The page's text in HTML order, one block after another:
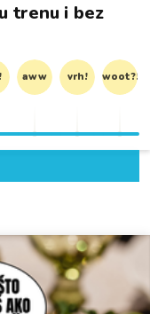
trenu i bez
aww vrh! woot?!